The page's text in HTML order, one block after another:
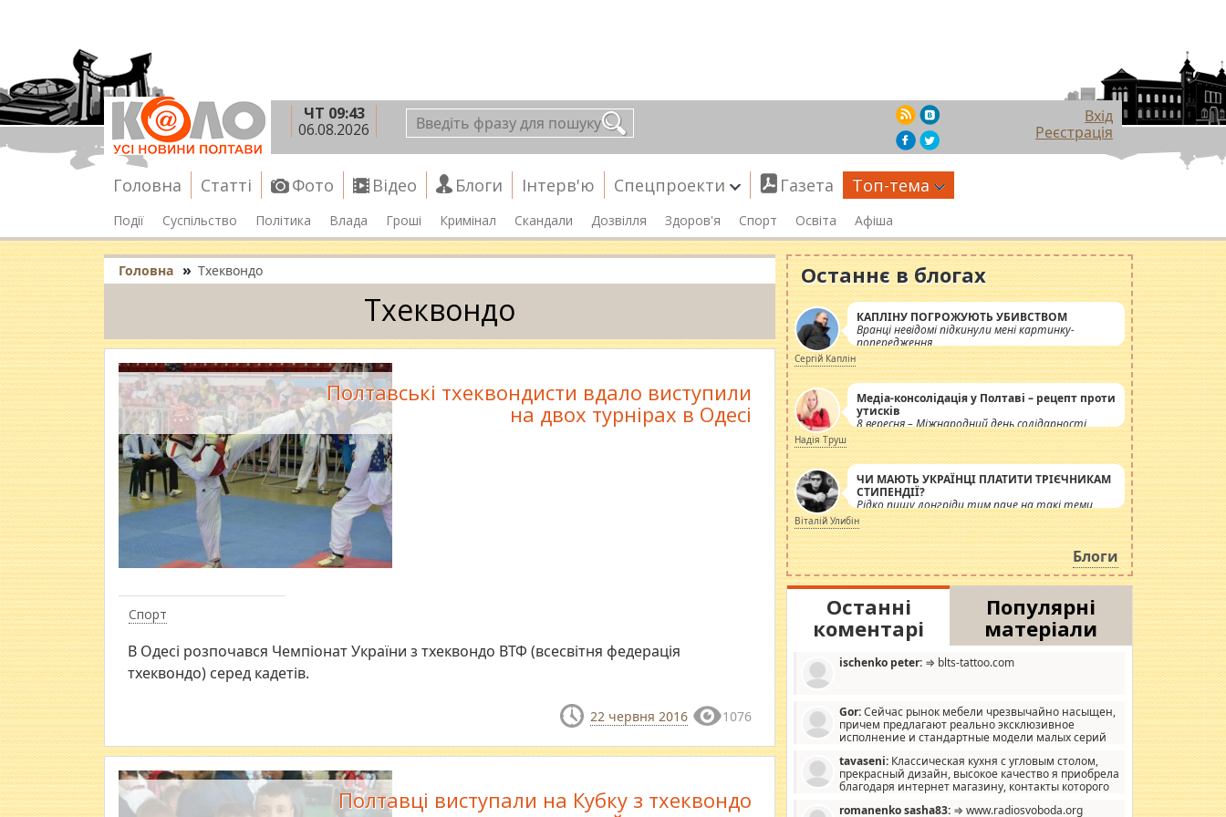
ЧТ 09:43
06.08.2026
Вхід
Реєстрація
Головна Статті Фото Відео Блоги Інтерв'ю Спецпроекти Газета Топ-тема
Події Суспільство Політика Влада Гроші Кримінал Скандали Дозвілля Здоров'я Спорт Освіта Афіша
Головна » Тхеквондо
Тхеквондо
Спорт
Полтавські тхеквондисти вдало виступили
на двох турнірах в Одесі
В Одесі розпочався Чемпіонат України з тхеквондо ВТФ (всесвітня федерація
тхеквондо) серед кадетів.
22 червня 2016 1076
Полтавці виступали на Кубку з тхеквондо
Останнє в блогах
КАПЛІНУ ПОГРОЖУЮТЬ УБИВСТВОМ
Вранці невідомі підкинули мені картинку-
попередження
Сергій Каплін
Медіа-консолідація у Полтаві – рецепт проти
утисків
8 вересня – Міжнародний день солідарності
журналістів.
Надія Труш
ЧИ МАЮТЬ УКРАЇНЦІ ПЛАТИТИ ТРІЄЧНИКАМ
СТИПЕНДІЇ?
Рідко пишу лонгріди тим паче на такі теми,
але вже просто дістало! Обурюють сьогоднішні
інсенуації навколо стипендіального питання.
Штучно роздувається ще одна соціальна
катастрофа.
Віталій Улибін
Блоги
Останні
коментарі
Популярні
матеріали
ischenko peter: ⇒ blts-tattoo.com
Gor:Сейчас рынок мебели чрезвычайно насыщен,
причем предлагают реально эксклюзивное
исполнение и стандартные модели малых серий
дизайну, мало походит на стандартные формы, в MebelOk,
креативненько и что главное - со вкусом все в порядке,
без ненужных наворотов удорожающих мебель, а это не
tavaseni: Классическая кухня с угловым столом,
прекрасный дизайн, высокое качество я приобрела
благодаря интернет магазину, контакты которого
romanenko sasha83: ⇒ www.radiosvoboda.org